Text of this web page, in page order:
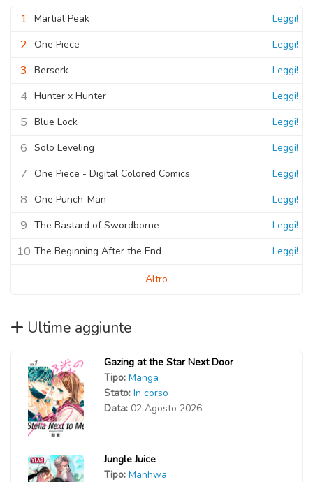
1 Martial Peak Leggi!
2 One Piece Leggi!
3 Berserk Leggi!
4 Hunter x Hunter Leggi!
5 Blue Lock Leggi!
6 Solo Leveling Leggi!
7 One Piece - Digital Colored Comics Leggi!
8 One Punch-Man Leggi!
9 The Bastard of Swordborne Leggi!
10 The Beginning After the End Leggi!
Altro
Ultime aggiunte
Gazing at the Star Next Door
Tipo: Manga
Stato: In corso
Data: 02 Agosto 2026
Jungle Juice
Tipo: Manhwa